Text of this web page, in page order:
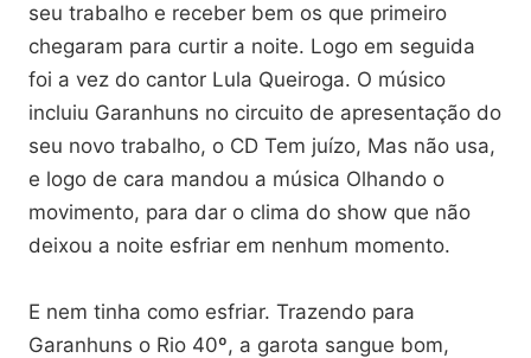
seu trabalho e receber bem os que primeiro
chegaram para curtir a noite. Logo em seguida
foi a vez do cantor Lula Queiroga. O músico
incluiu Garanhuns no circuito de apresentação do
seu novo trabalho, o CD Tem juízo, Mas não usa,
e logo de cara mandou a música Olhando o
movimento, para dar o clima do show que não
deixou a noite esfriar em nenhum momento.
E nem tinha como esfriar. Trazendo para
Garanhuns o Rio 40º, a garota sangue bom,